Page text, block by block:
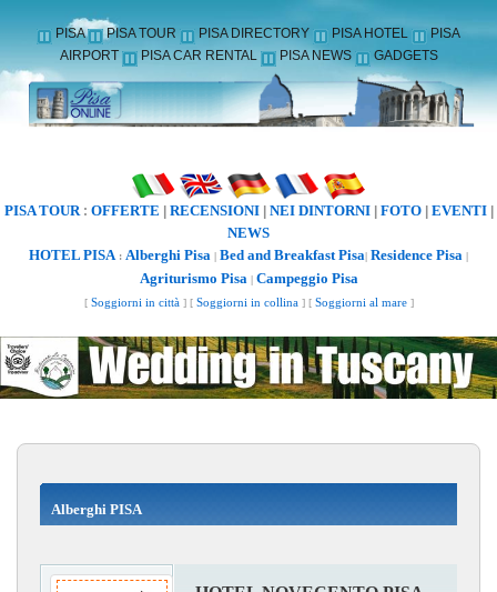
PISA PISA TOUR PISA DIRECTORY PISA HOTEL
PISA
AIRPORT
PISA CAR RENTAL PISA NEWS GADGETS
PISA TOUR: OFFERTE RECENSIONI| NEI DINTORNI| FOTO| EVENTI|
NEWS
HOTEL PISA: Alberghi Pisa | Bed and Breakfast Pisa| Residence Pisa |
Agriturismo Pisa| Campeggio Pisa
[ Soggiorni in città] [ Soggiorni in collina] [ Soggiorni al mare]
Alberghi PISA